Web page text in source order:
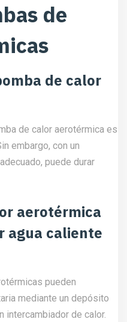
de
de calor
de calor aerotérmica es
embargo, con un
puede durar
aerotérmica
agua caliente
pueden
mediante un depósito
intercambiador de calor.